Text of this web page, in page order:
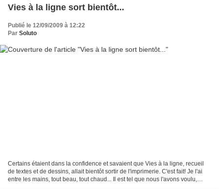
Vies à la ligne sort bientôt...
Publié le 12/09/2009 à 12:22
Par Soluto
Certains étaient dans la confidence et savaient que Vies à la ligne, recueil
de textes et de dessins, allait bientôt sortir de l'imprimerie. C'est fait! Je l'ai
entre les mains, tout beau, tout chaud... Il est tel que nous l'avons voulu,